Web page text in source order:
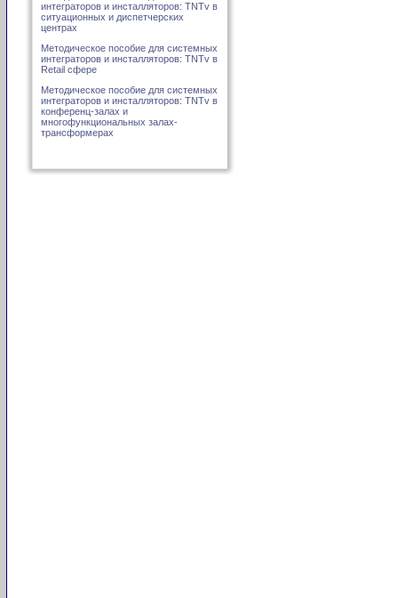
интеграторов и инсталляторов: TNTv в
ситуационных и диспетчерских
центрах
Методическое пособие для системных
интеграторов и инсталляторов: TNTv в
Retail сфере
Методическое пособие для системных
интеграторов и инсталляторов: TNTv в
конференц-залах и
многофункциональных залах-
трансформерах